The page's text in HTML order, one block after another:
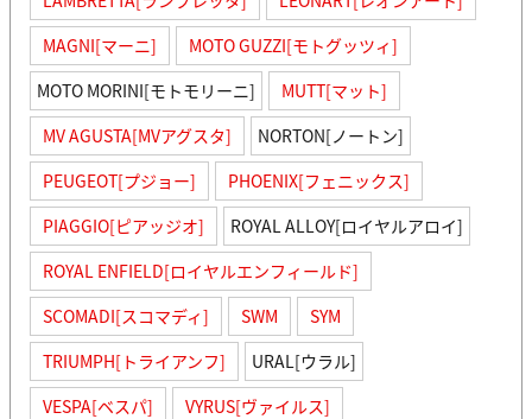
MAGNI[マーニ]
MOTO GUZZI[モトグッツィ]
MOTO MORINI[モトモリーニ]
MUTT[マット]
MV AGUSTA[MVアグスタ]
NORTON[ノートン]
PEUGEOT[プジョー]
PHOENIX[フェニックス]
PIAGGIO[ピアッジオ]
ROYAL ALLOY[ロイヤルアロイ]
ROYAL ENFIELD[ロイヤルエンフィールド]
SCOMADI[スコマディ]
SWM
SYM
TRIUMPH[トライアンフ]
URAL[ウラル]
VESPA[ベスパ]
VYRUS[ヴァイルス]